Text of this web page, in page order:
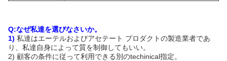
Q:なぜ私達を選びなさいか。
1) 私達はエーテルおよびアセテート プロダクトの製造業者であ
り、私達自身によって質を制御してもいい。
2) 顧客の条件に従って利用できる別のtechinical指定。